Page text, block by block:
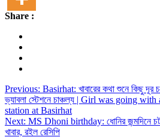
Share :
Post
navigation
Previous: Basirhat: খাবারের কথা শুনে কিছু দূর
ভ্যাবলা স্টেশনে চাঞ্চল্য | Girl was going
station at Basirhat
Next: MS Dhoni birthday: ধোনির জন্মদিনে
খাবার, রইল রেসিপি